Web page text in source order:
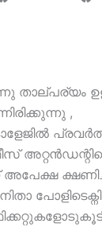
താല്പര്യം
,
അപേക്ഷ